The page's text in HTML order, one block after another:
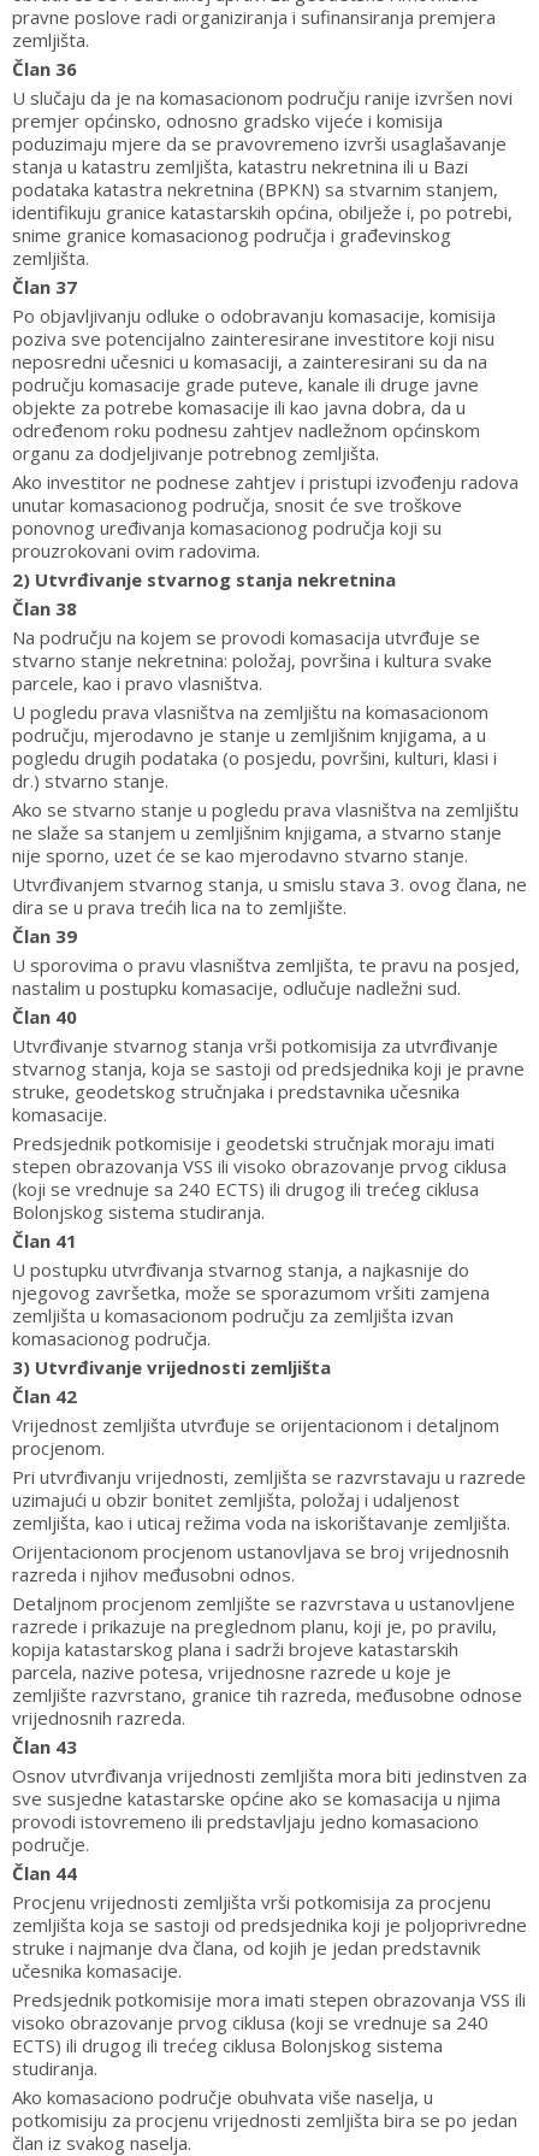
pravne poslove radi organiziranja i sufinansiranja premjera
zemljišta.
Član 36
U slučaju da je na komasacionom području ranije izvršen novi
premjer općinsko, odnosno gradsko vijeće i komisija
poduzimaju mjere da se pravovremeno izvrši usaglašavanje
stanja u katastru zemljišta, katastru nekretnina ili u Bazi
podataka katastra nekretnina (BPKN) sa stvarnim stanjem,
identifikuju granice katastarskih općina, obilježe i, po potrebi,
snime granice komasacionog područja i građevinskog
zemljišta.
Član 37
Po objavljivanju odluke o odobravanju komasacije, komisija
poziva sve potencijalno zainteresirane investitore koji nisu
neposredni učesnici u komasaciji, a zainteresirani su da na
području komasacije grade puteve, kanale ili druge javne
objekte za potrebe komasacije ili kao javna dobra, da u
određenom roku podnesu zahtjev nadležnom općinskom
organu za dodjeljivanje potrebnog zemljišta.
Ako investitor ne podnese zahtjev i pristupi izvođenju radova
unutar komasacionog područja, snosit će sve troškove
ponovnog uređivanja komasacionog područja koji su
prouzrokovani ovim radovima.
2) Utvrđivanje stvarnog stanja nekretnina
Član 38
Na području na kojem se provodi komasacija utvrđuje se
stvarno stanje nekretnina: položaj, površina i kultura svake
parcele, kao i pravo vlasništva.
U pogledu prava vlasništva na zemljištu na komasacionom
području, mjerodavno je stanje u zemljišnim knjigama, a u
pogledu drugih podataka (o posjedu, površini, kulturi, klasi i
dr.) stvarno stanje.
Ako se stvarno stanje u pogledu prava vlasništva na zemljištu
ne slaže sa stanjem u zemljišnim knjigama, a stvarno stanje
nije sporno, uzet će se kao mjerodavno stvarno stanje.
Utvrđivanjem stvarnog stanja, u smislu stava 3. ovog člana, ne
dira se u prava trećih lica na to zemljište.
Član 39
U sporovima o pravu vlasništva zemljišta, te pravu na posjed,
nastalim u postupku komasacije, odlučuje nadležni sud.
Član 40
Utvrđivanje stvarnog stanja vrši potkomisija za utvrđivanje
stvarnog stanja, koja se sastoji od predsjednika koji je pravne
struke, geodetskog stručnjaka i predstavnika učesnika
komasacije.
Predsjednik potkomisije i geodetski stručnjak moraju imati
stepen obrazovanja VSS ili visoko obrazovanje prvog ciklusa
(koji se vrednuje sa 240 ECTS) ili drugog ili trećeg ciklusa
Bolonjskog sistema studiranja.
Član 41
U postupku utvrđivanja stvarnog stanja, a najkasnije do
njegovog završetka, može se sporazumom vršiti zamjena
zemljišta u komasacionom području za zemljišta izvan
komasacionog područja.
3) Utvrđivanje vrijednosti zemljišta
Član 42
Vrijednost zemljišta utvrđuje se orijentacionom i detaljnom
procjenom.
Pri utvrđivanju vrijednosti, zemljišta se razvrstavaju u razrede
uzimajući u obzir bonitet zemljišta, položaj i udaljenost
zemljišta, kao i uticaj režima voda na iskorištavanje zemljišta.
Orijentacionom procjenom ustanovljava se broj vrijednosnih
razreda i njihov međusobni odnos.
Detaljnom procjenom zemljište se razvrstava u ustanovljene
razrede i prikazuje na preglednom planu, koji je, po pravilu,
kopija katastarskog plana i sadrži brojeve katastarskih
parcela, nazive potesa, vrijednosne razrede u koje je
zemljište razvrstano, granice tih razreda, međusobne odnose
vrijednosnih razreda.
Član 43
Osnov utvrđivanja vrijednosti zemljišta mora biti jedinstven za
sve susjedne katastarske općine ako se komasacija u njima
provodi istovremeno ili predstavljaju jedno komasaciono
područje.
Član 44
Procjenu vrijednosti zemljišta vrši potkomisija za procjenu
zemljišta koja se sastoji od predsjednika koji je poljoprivredne
struke i najmanje dva člana, od kojih je jedan predstavnik
učesnika komasacije.
Predsjednik potkomisije mora imati stepen obrazovanja VSS ili
visoko obrazovanje prvog ciklusa (koji se vrednuje sa 240
ECTS) ili drugog ili trećeg ciklusa Bolonjskog sistema
studiranja.
Ako komasaciono područje obuhvata više naselja, u
potkomisiju za procjenu vrijednosti zemljišta bira se po jedan
član iz svakog naselja.